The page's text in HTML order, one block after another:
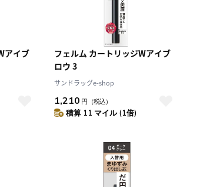
アイブ
フェルム カートリッジWアイブ
ロウ 3
サンドラッグe-shop
1,210 円 （税込）
積算 11 マイル (1倍)